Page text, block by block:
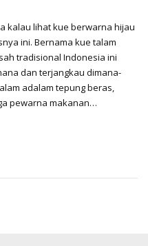
kalau lihat kue berwarna hijau
ini. Bernama kue talam
tradisional Indonesia ini
dan terjangkau dimana-
adalam tepung beras,
pewarna makanan…